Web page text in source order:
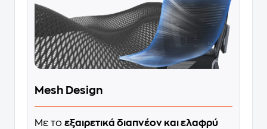
Mesh Design
Με το εξαιρετικά διαπνέον και ελαφρύ